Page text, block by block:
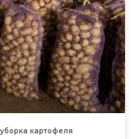
картофеля